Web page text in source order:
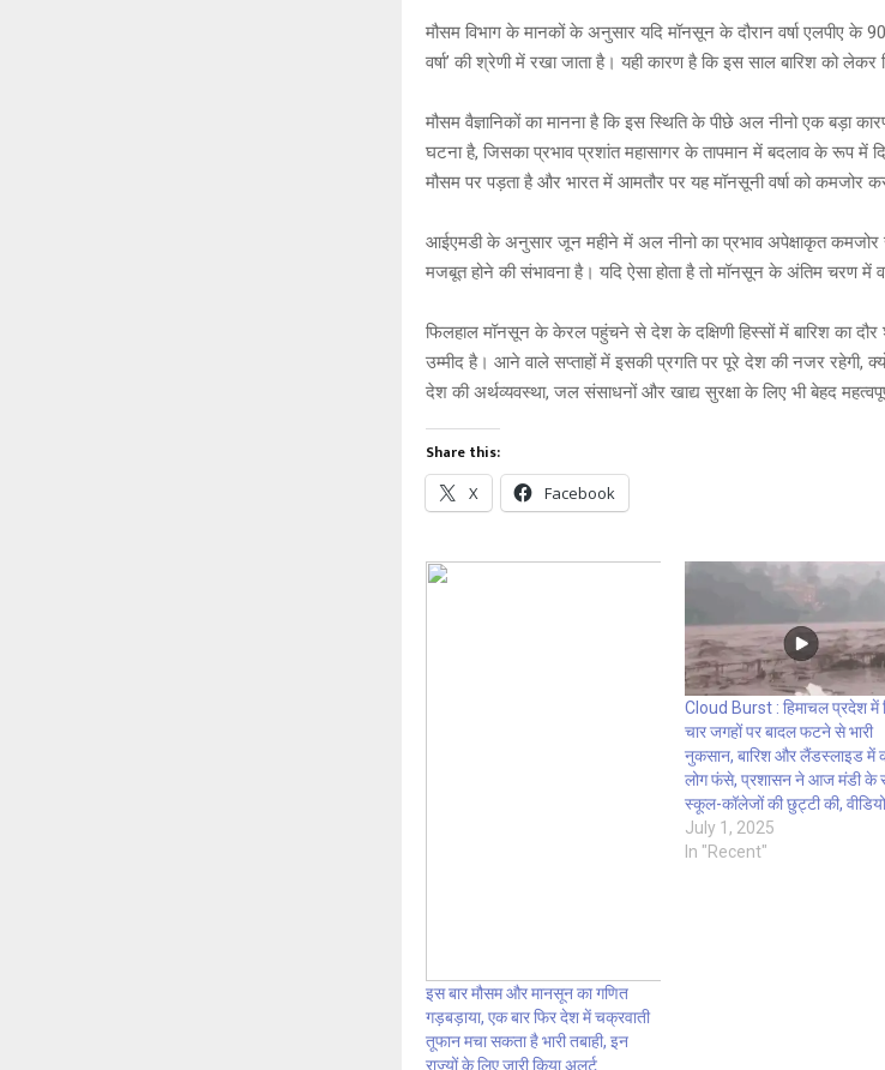
मौसम विभाग के मानकों के अनुसार यदि मॉनसून के दौरान वर्षा एलपीए के
वर्षा’ की श्रेणी में रखा जाता है। यही कारण है कि इस साल बारिश को लेकर
मौसम वैज्ञानिकों का मानना है कि इस स्थिति के पीछे अल नीनो एक बड़ा
घटना है, जिसका प्रभाव प्रशांत महासागर के तापमान में बदलाव के रूप
मौसम पर पड़ता है और भारत में आमतौर पर यह मॉनसूनी वर्षा को कमजोर
आईएमडी के अनुसार जून महीने में अल नीनो का प्रभाव अपेक्षाकृत
मजबूत होने की संभावना है। यदि ऐसा होता है तो मॉनसून के अंतिम चरण में
फिलहाल मॉनसून के केरल पहुंचने से देश के दक्षिणी हिस्सों में बारिश का दौर
उम्मीद है। आने वाले सप्ताहों में इसकी प्रगति पर पूरे देश की नजर रहेगी,
देश की अर्थव्यवस्था, जल संसाधनों और खाद्य सुरक्षा के लिए भी बेहद
Share this:
X Facebook
इस बार मौसम और मानसून का गणित
गड़बड़ाया, एक बार फिर देश में चक्रवाती
तूफान मचा सकता है भारी तबाही, इन
राज्यों के लिए जारी किया अलर्ट
Cloud Burst : हिमाचल प्रदेश में
चार जगहों पर बादल फटने से भारी
नुकसान, बारिश और लैंडस्लाइड में
लोग फंसे, प्रशासन ने आज मंडी के
स्कूल-कॉलेजों की छुट्टी की, वीडियो
July 1, 2025
In "Recent"